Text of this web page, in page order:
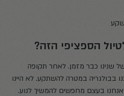
הספציפי הזה?
שנינו כבר מזמן. לאחר תקופה
בבולגריה במטרה להשתקע. לא היינו
בעצם מחפשים להמשיך לנוע.